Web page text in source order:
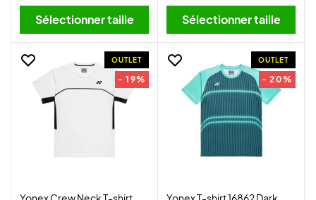
Sélectionner taille Sélectionner taille
OUTLET
- 19%
OUTLET
- 20%